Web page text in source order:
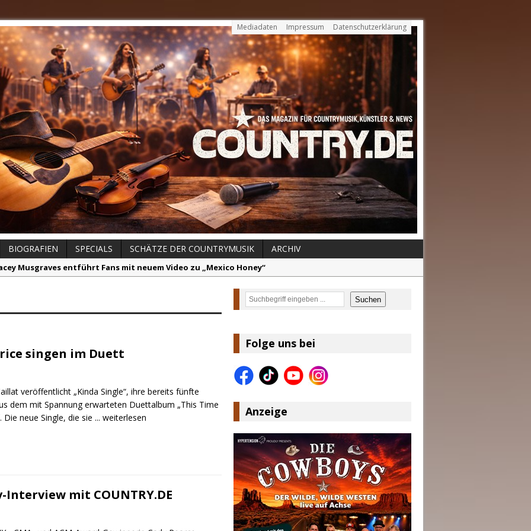
Mediadaten Impressum Datenschutzerklärung
BIOGRAFIEN SPECIALS SCHÄTZE DER COUNTRYMUSIK
ARCHIV
Musgraves entführt Fans mit neuem Video zu „Mexico Honey“
Johnson & The Hollywood Hillbillies kündigen neues Album mit „Better Days Ahead“ an
für Euer Vertrauen: Country.de erreicht täglich rund 10.000 Leser
singen im Duett
veröffentlicht „Kinda Single“, ihre bereits fünfte
dem mit Spannung erwarteten Duettalbum „This Time
Die neue Single, die sie ... weiterlesen
mit COUNTRY.DE
Suchen Suchen
Folge uns bei
Anzeige